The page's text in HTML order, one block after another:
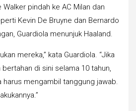
Walker pindah ke AC Milan dan
Kevin De Bruyne dan Bernardo
Guardiola menunjuk Haaland.
mereka,” kata Guardiola. “Jika
di sini selama 10 tahun,
mengambil tanggung jawab.